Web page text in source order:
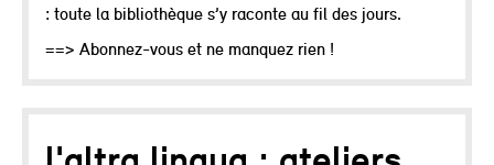
: toute la bibliothèque s’y raconte au fil des jours.
==> Abonnez-vous et ne manquez rien !